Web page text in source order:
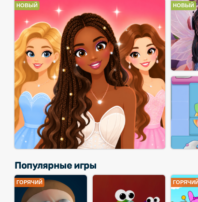
НОВЫЙ НОВЫЙ
Популярные игры
ГОРЯЧИЙ